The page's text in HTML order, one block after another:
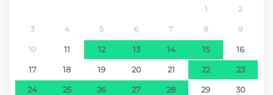
11 km
Parc aquatique - Aquaparque da
Madeira
23 km
1 2
3 4 5 6 7 8 9
10 11 12 13 14 15 16
17 18 19 20 21 22 23
24 25 26 27 28 29 30